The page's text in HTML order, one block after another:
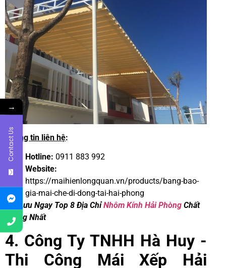
Thông tin liên hệ:
Hotline: 0911 883 992
Website:
https://maihienlongquan.vn/products/bang-bao-
gia-mai-che-di-dong-tai-hai-phong
>>> Lưu Ngay Top 8 Địa ChỉNhôm Kính Hải Phòng Chất
Lượng Nhất
4. Công Ty TNHH Hà Huy -
Thi Công Mái Xếp Hải
→
Contact Us